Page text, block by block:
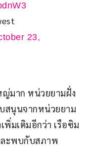
23,
ญ่มาก หน่วยยามฝั่ง
สนุนจากหน่วยยาม
พิ่มเติมอีกว่า เรือซิม
ละพบกับสภาพ